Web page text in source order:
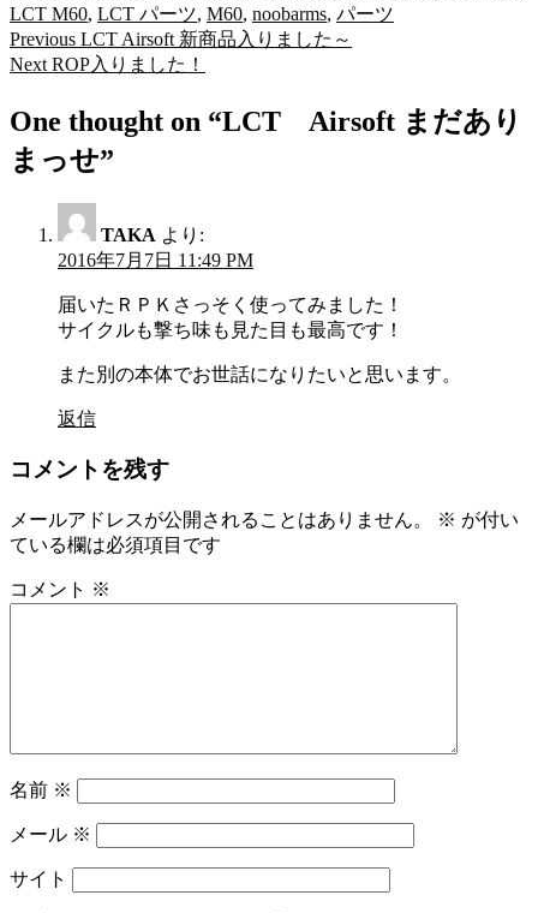
LCT M60, LCT パーツ, M60, noobarms, パーツ
投
稿
ナ
ビ
Previous Previous
post:
LCT Airsoft 新商品入りました～
Next Next
ROP入りました！
One thought on “LCT Airsoft まだあり
まっせ”
TAKA より:
2016年7月7日 11:49 PM
届いたＲＰＫさっそく使ってみました！
サイクルも撃ち味も見た目も最高です！
また別の本体でお世話になりたいと思います。
返信
コメントを残す
メールアドレスが公開されることはありません。 ※ が付い
ている欄は必須項目です
コメント ※
名前 ※
メール ※
サイト